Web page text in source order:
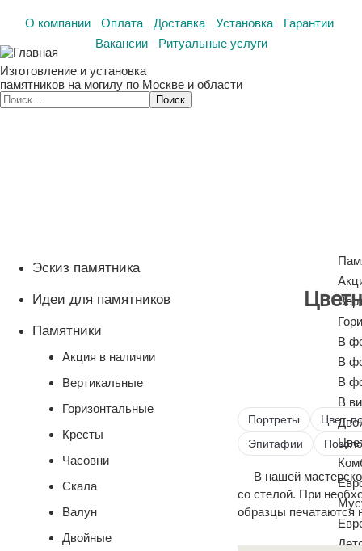
О компании Оплата Доставка Установка
Гарантии
Вакансии
Ритуальные услуги
Изготовление и установка
памятников на могилу по Москве и области
В
В
В
В
Эскиз памятника
Идеи для памятников
Памятники
Акция в наличии
Вертикальные
Горизонтальные
Кресты
Часовни
Скала
Валун
Двойные
Портреты
Цвет.
Эпитафии
В нашей
со стелой. При
образцы печатаются